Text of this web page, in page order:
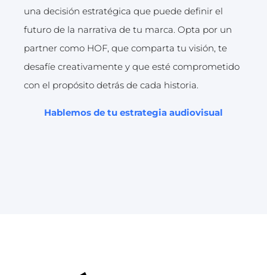
una decisión estratégica que puede definir el
futuro de la narrativa de tu marca. Opta por un
partner como HOF, que comparta tu visión, te
desafíe creativamente y que esté comprometido
con el propósito detrás de cada historia.
Hablemos de tu estrategia audiovisual